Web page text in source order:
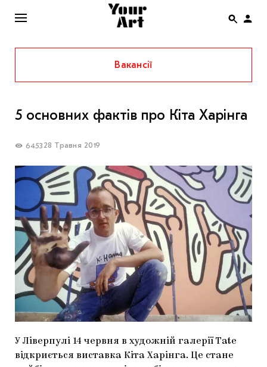
ENG
НОВИНИ
АФІША
КОЛОНКИ
СПЕЦПРОЄКТИ
THE UKRAINIAN PAVILION AT VENICE BIENNALE
2022
МАРІУПОЛЬСЬКІ МАРГІНАЛІЇ
ДОСЛІДНИЦЬКА ПЛАТФОРМА
ЗАПАЛЕННЯ
CARPATHIAN CULT ПРО РІЗДВЯНІ СВЯТА
Вакансії
5 основних фактів про Кіта Харінга
6453 28 Травня 2019
У Ліверпулі 14 червня в художній галерії Tate
відкриється виставка Кіта Харінга. Це стане